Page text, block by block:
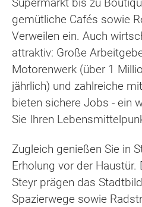
gemütliche Cafés sowie
Verweilen ein. Auch
attraktiv: Große
Motorenwerk (über 1
jährlich) und zahlreiche
bieten sichere Jobs - ein
Sie Ihren
Zugleich genießen Sie in
Erholung vor der Haustür.
Steyr prägen das
Spazierwege sowie